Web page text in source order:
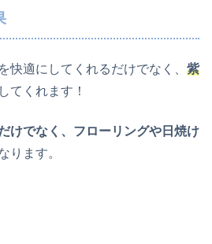
快適にしてくれるだけでなく、 紫
してくれます！
けでなく、フローリングや日焼け
ります。